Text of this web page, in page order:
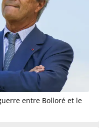
entre Bolloré et le